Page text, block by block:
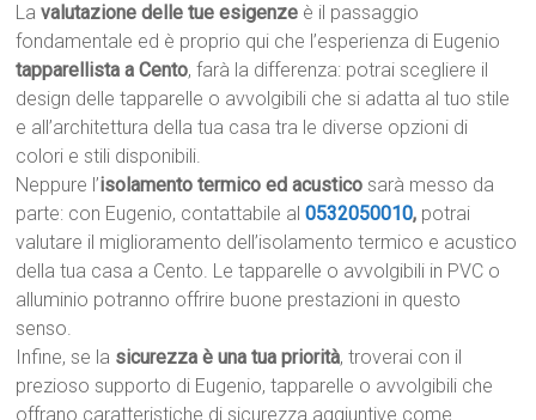
Lavalutazione delle tue esigenze è il passaggio
fondamentale ed è proprio qui che l’esperienza di Eugenio
tapparellista a Cento, farà la differenza: potrai scegliere il
design delle tapparelle o avvolgibili che si adatta al tuo stile
e all’architettura della tua casa tra le diverse opzioni di
colori e stili disponibili.
Neppure l’isolamento termico ed acustico sarà messo da
parte: con Eugenio, contattabile al0532050010, potrai
valutare il miglioramento dell’isolamento termico e acustico
della tua casa a Cento. Le tapparelle o avvolgibili in PVC o
alluminio potranno offrire buone prestazioni in questo
senso.
Infine, se la sicurezza è una tua priorità, troverai con il
prezioso supporto di Eugenio, tapparelle o avvolgibili che
offrano caratteristiche di sicurezza aggiuntive come